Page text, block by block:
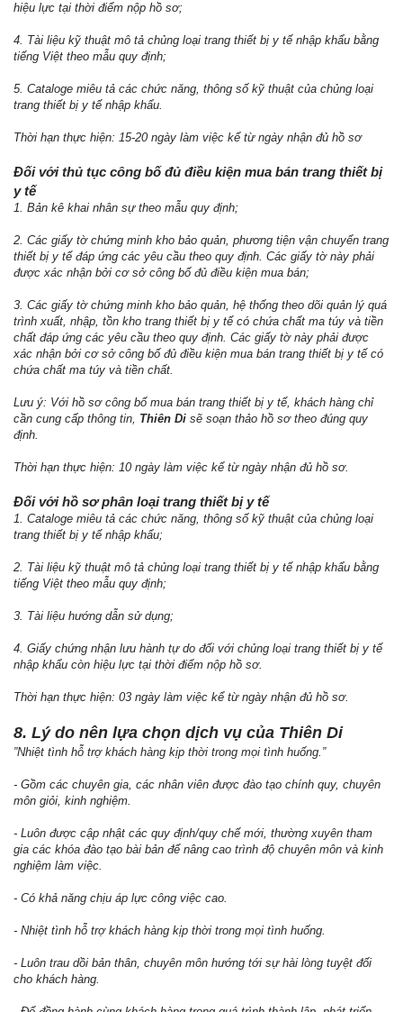
hiệu lực tại thời điểm nộp hồ sơ;
4. Tài liệu kỹ thuật mô tả chủng loại trang thiết bị y tế nhập khẩu bằng
tiếng Việt theo mẫu quy định;
5. Cataloge miêu tả các chức năng, thông số kỹ thuật của chủng loại
trang thiết bị y tế nhập khẩu.
Thời hạn thực hiện: 15-20 ngày làm việc kể từ ngày nhận đủ hồ sơ
Đối với thủ tục công bố đủ điều kiện mua bán trang thiết bị
y tế
1. Bản kê khai nhân sự theo mẫu quy định;
2. Các giấy tờ chứng minh kho bảo quản, phương tiện vận chuyển trang
thiết bị y tế đáp ứng các yêu cầu theo quy định. Các giấy tờ này phải
được xác nhận bởi cơ sở công bố đủ điều kiện mua bán;
3. Các giấy tờ chứng minh kho bảo quản, hệ thống theo dõi quản lý quá
trình xuất, nhập, tồn kho trang thiết bị y tế có chứa chất ma túy và tiền
chất đáp ứng các yêu cầu theo quy định. Các giấy tờ này phải được
xác nhận bởi cơ sở công bố đủ điều kiện mua bán trang thiết bị y tế có
chứa chất ma túy và tiền chất.
Lưu ý: Với hồ sơ công bố mua bán trang thiết bị y tế, khách hàng chỉ
cần cung cấp thông tin, Thiên Di sẽ soạn thảo hồ sơ theo đúng quy
định.
Thời hạn thực hiện: 10 ngày làm việc kể từ ngày nhận đủ hồ sơ.
Đối với hồ sơ phân loại trang thiết bị y tế
1. Cataloge miêu tả các chức năng, thông số kỹ thuật của chủng loại
trang thiết bị y tế nhập khẩu;
2. Tài liệu kỹ thuật mô tả chủng loại trang thiết bị y tế nhập khẩu bằng
tiếng Việt theo mẫu quy định;
3. Tài liệu hướng dẫn sử dụng;
4. Giấy chứng nhận lưu hành tự do đối với chủng loại trang thiết bị y tế
nhập khẩu còn hiệu lực tại thời điểm nộp hồ sơ.
Thời hạn thực hiện: 03 ngày làm việc kể từ ngày nhận đủ hồ sơ.
8. Lý do nên lựa chọn dịch vụ của Thiên Di
”Nhiệt tình hỗ trợ khách hàng kịp thời trong mọi tình huống.”
- Gồm các chuyên gia, các nhân viên được đào tạo chính quy, chuyên
môn giỏi, kinh nghiệm.
- Luôn được cập nhật các quy định/quy chế mới, thường xuyên tham
gia các khóa đào tạo bài bản để nâng cao trình độ chuyên môn và kinh
nghiệm làm việc.
- Có khả năng chịu áp lực công việc cao.
- Nhiệt tình hỗ trợ khách hàng kịp thời trong mọi tình huống.
- Luôn trau dồi bản thân, chuyên môn hướng tới sự hài lòng tuyệt đối
cho khách hàng.